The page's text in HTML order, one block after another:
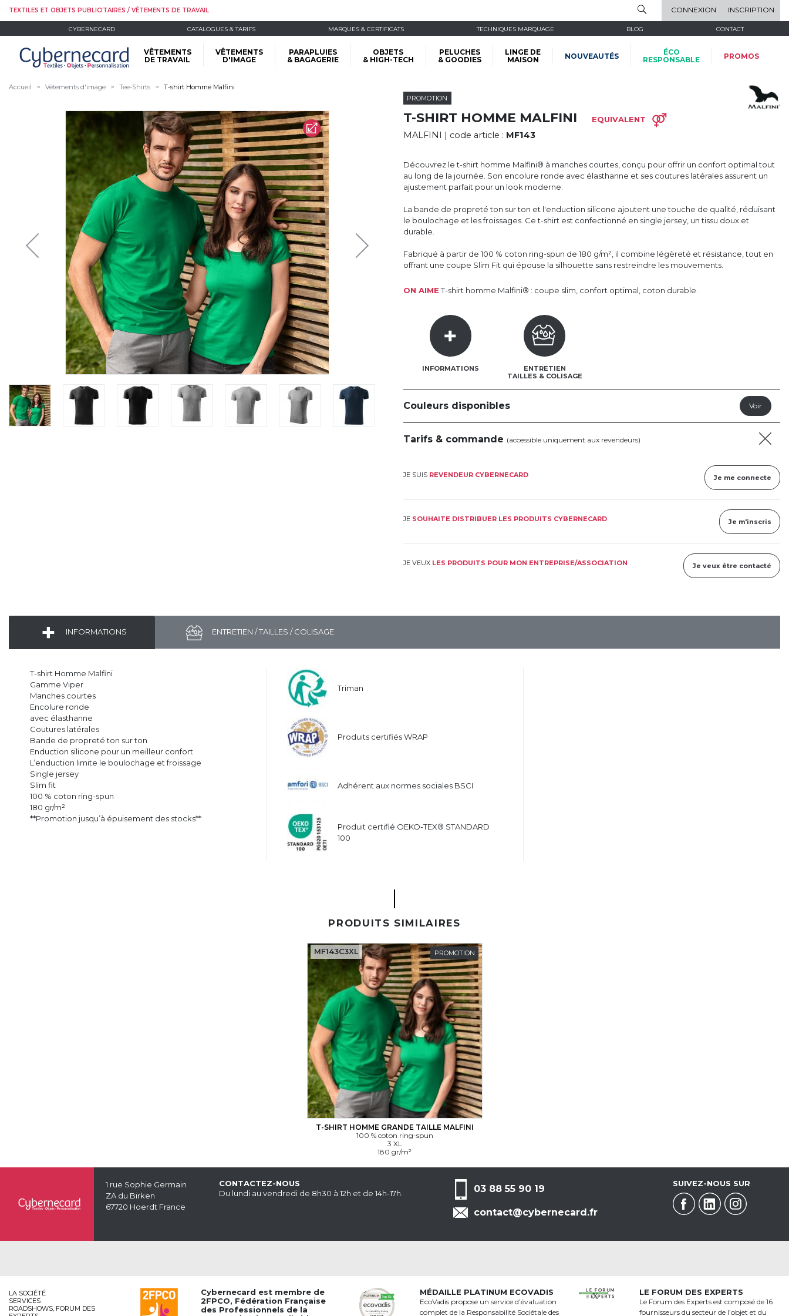
TEXTILES ET OBJETS PUBLICITAIRES / VÊTEMENTS DE TRAVAIL CONNEXION INSCRIPTION
CYBERNECARD CATALOGUES & TARIFS MARQUES & CERTIFICATS TECHNIQUES MARQUAGE BLOG CONTACT
VÊTEMENTS
DE TRAVAIL
VÊTEMENTS
D'IMAGE
PARAPLUIES
& BAGAGERIE
OBJETS
& HIGH-TECH
PELUCHES
& GOODIES
LINGE DE
MAISON
NOUVEAUTÉS
ÉCO
RESPONSABLE
PROMOS
Accueil Vêtements d'image Tee-Shirts
T-shirt Homme Malfini
PROMOTION
T-SHIRT HOMME MALFINI EQUIVALENT
MALFINI | code article : MF143
Découvrez le t-shirt homme Malfini® à manches courtes, conçu pour offrir un confort optimal tout
au long de la journée. Son encolure ronde avec élasthanne et ses coutures latérales assurent un
ajustement parfait pour un look moderne.
La bande de propreté ton sur ton et l'enduction silicone ajoutent une touche de qualité, réduisant
le boulochage et les froissages. Ce t-shirt est confectionné en single jersey, un tissu doux et
durable.
Fabriqué à partir de 100 % coton ring-spun de 180 g/m², il combine légèreté et résistance, tout en
offrant une coupe Slim Fit qui épouse la silhouette sans restreindre les mouvements.
ON AIMET-shirt homme Malfini® : coupe slim, confort optimal, coton durable.
INFORMATIONS
ENTRETIEN
TAILLES & COLISAGE
Couleurs disponibles
Tarifs & commande (accessible uniquement aux revendeurs)
JE SUIS REVENDEUR CYBERNECARD Je me connecte
JE SOUHAITE DISTRIBUER LES PRODUITS CYBERNECARD Je m'inscris
JE VEUX LES PRODUITS POUR MON ENTREPRISE/ASSOCIATION Je veux être contacté
INFORMATIONS ENTRETIEN / TAILLES / COLISAGE
T-shirt Homme Malfini
Gamme Viper
Manches courtes
Encolure ronde
avec élasthanne
Coutures latérales
Bande de propreté ton sur ton
Enduction silicone pour un meilleur confort
L’enduction limite le boulochage et froissage
Single jersey
Slim fit
100 % coton ring-spun
180 gr/m²
**Promotion jusqu’à épuisement des stocks**
Triman
Produits certifiés WRAP
Adhérent aux normes sociales BSCI
Produit certifié OEKO-TEX® STANDARD
100
PRODUITS SIMILAIRES
PROMOTION
T-SHIRT HOMME GRANDE TAILLE MALFINI
100 % coton ring-spun
3 XL
180 gr/m²
MF143C3XL
1 rue Sophie Germain
ZA du Birken
67720 Hoerdt France
CONTACTEZ-NOUS
Du lundi au vendredi de 8h30 à 12h et de 14h-17h.
03 88 55 90 19
contact@cybernecard.fr
SUIVEZ-NOUS SUR
LA SOCIÉTÉ
SERVICES
ROADSHOWS, FORUM DES
Cybernecard est membre de
2FPCO, Fédération Française
des Professionnels de la
MÉDAILLE PLATINUM ECOVADIS
EcoVadis propose un service d’évaluation
complet de la Responsabilité Sociétale des
LE FORUM DES EXPERTS
Le Forum des Experts est composé de 16
fournisseurs du secteur de l’objet et du